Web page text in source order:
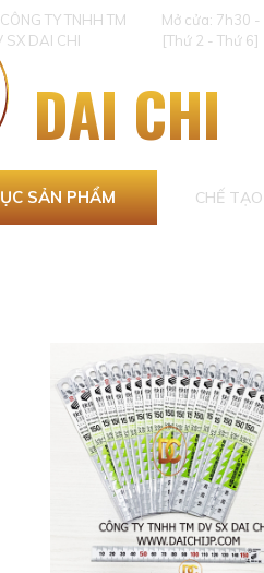
Mở cửa: 7h30
[Thứ 2 - Thứ 6]
DAI CHI
SẢN PHẨM CHẾ